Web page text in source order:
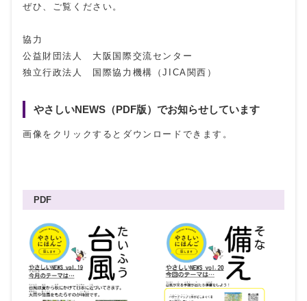
ぜひ、ご覧ください。
協力
公益財団法人 大阪国際交流センター
独立行政法人 国際協力機構（JICA関西）
やさしいNEWS（PDF版）でお知らせしています
画像をクリックするとダウンロードできます。
PDF